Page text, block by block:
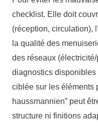
checklist. Elle doit
(réception, circulation),
la qualité des
des réseaux
diagnostics
ciblée sur les éléments
haussmannien” peut
structure ni finitions